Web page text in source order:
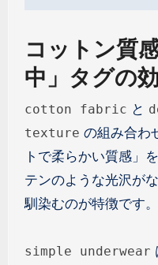
コットン質
中」タグの
cotton fabric と
texture の組み合わ
トで柔らかい質感」
テンのような光沢が
馴染むのが特徴です。
simple underwear